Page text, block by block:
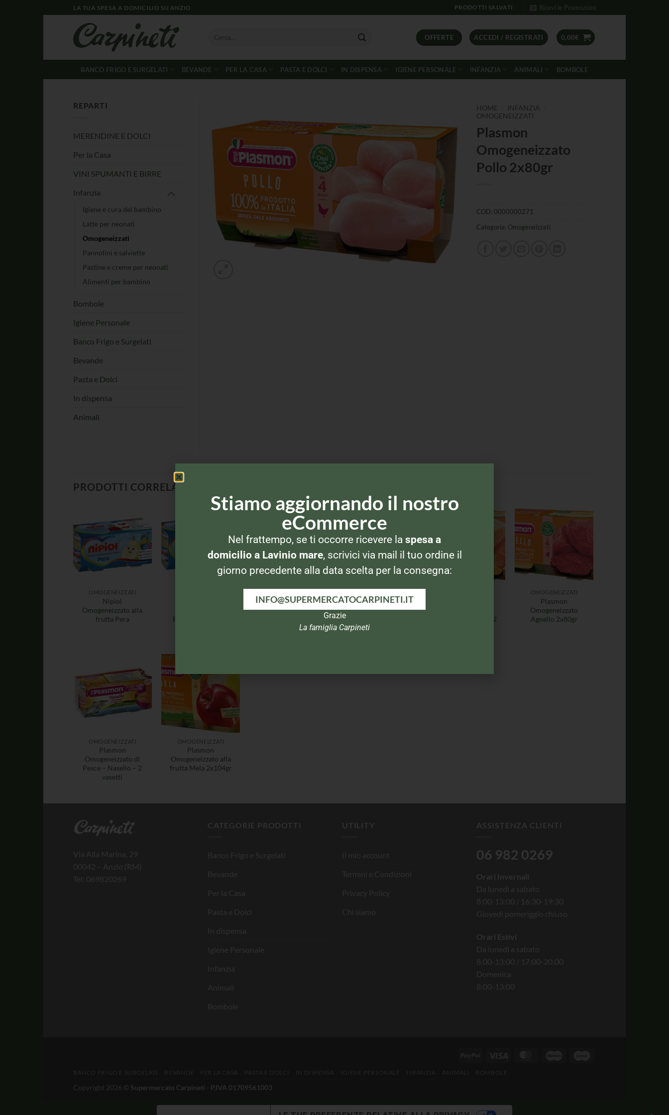
LA TUA SPESA A DOMICILIO SU ANZIO PRODOTTI SALVATI Ricevi le Promozioni
OFFERTE ACCEDI / REGISTRATI 0,00€
BANCO FRIGO E SURGELATI BEVANDE PER LA CASA PASTA E DOLCI IN DISPENSA IGIENE PERSONALE INFANZIA ANIMALI BOMBOLE
HOME INFANZIA
OMOGENEIZZATI
Plasmon
Omogeneizzato
Pollo 2x80gr
COD: 0000000271
Categoria: Omogeneizzati
REPARTI
MERENDINE E DOLCI
Per la Casa
VINI SPUMANTI E BIRRE
Infanzia
Igiene e cura del bambino
Latte per neonati
Omogeneizzati
Pannolini e salviette
Pastine e creme per neonati
Alimenti per bambino
Bombole
Igiene Personale
Banco Frigo e Surgelati
Bevande
Pasta e Dolci
In dispensa
Animali
PRODOTTI CORRELATI
OMOGENEIZZATI
Nipiol
Omogeneizzato alla
frutta Pera
Prosciutto 2x80gr
Plasmon
Omogeneizzato
Nipiol
Omogeneizzato Pollo
Pesce – Salmone – 2
OMOGENEIZZATI
Plasmon
Omogeneizzato
Agnello 2x80gr
OMOGENEIZZATI
Plasmon
Omogeneizzato di
Pesce – Nasello – 2
vasetti
OMOGENEIZZATI
Plasmon
Omogeneizzato alla
frutta Mela 2x104gr
Via Alla Marina, 29
00042 – Anzio (RM)
Tel: 069820269
CATEGORIE PRODOTTI
Banco Frigo e Surgelati
Bevande
Per la Casa
Pasta e Dolci
In dispensa
Igiene Personale
Infanzia
Animali
Bombole
UTILITY
Il mio account
Termini e Condizioni
Privacy Policy
Chi siamo
ASSISTENZA CLIENTI
06 982 0269
Orari Invernali
Da lunedì a sabato
8:00-13:00 / 16:30-19:30
Giovedì pomeriggio chiuso
Orari Estivi
Da lunedì a sabato
8:00-13:00 / 17:00-20:00
Domenica
8:00-13:00
Copyright 2026 © Supermercato Carpineti - P.IVA 01709561003
Stiamo aggiornando il nostro
eCommerce
Nel frattempo, se ti occorre ricevere la spesa a
domicilio a Lavinio mare, scrivici via mail il tuo ordine il
giorno precedente alla data scelta per la consegna:
INFO@SUPERMERCATOCARPINETI.IT
Grazie
La famiglia Carpineti